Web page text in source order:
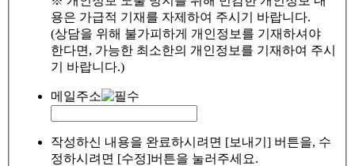
용은 가급적 기재를 자제하여 주시기 바랍니다.
(상담을 위해 불가피하게 개인정보를 기재하셔야
한다면, 가능한 최소한의 개인정보를 기재하여 주시
기 바랍니다.)
메일주소
작성하신 내용을 완료하시려면 [보내기] 버튼을, 수
정하시려면 [수정]버튼을 눌러주세요.